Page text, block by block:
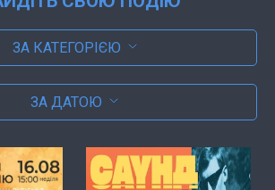
ЗА КАТЕГОРІЄЮ
ЗА ДАТОЮ